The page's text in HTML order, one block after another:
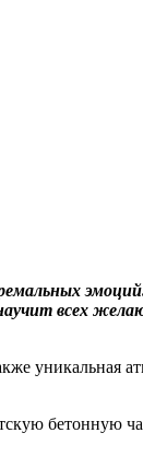
всех
уникальная
бетонную